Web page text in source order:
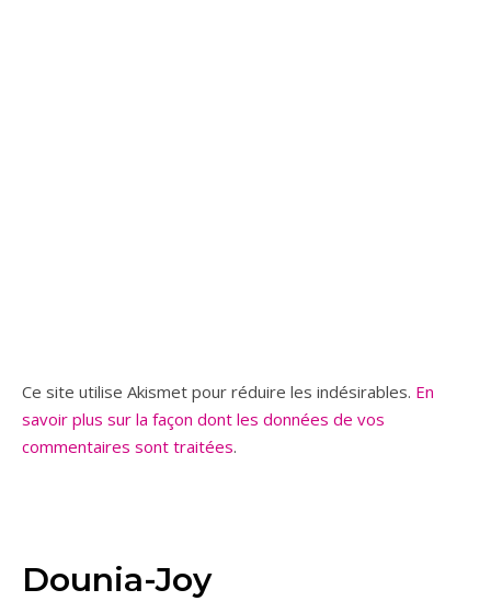
Ce site utilise Akismet pour réduire les indésirables. En
savoir plus sur la façon dont les données de vos
commentaires sont traitées.
Dounia-Joy